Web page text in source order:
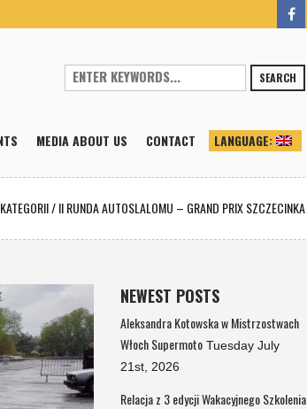
SEARCH
MEDIA ABOUT US CONTACT LANGUAGE:
/II RUNDA AUTOSLALOMU – GRAND PRIX SZCZECINKA
NEWEST POSTS
Aleksandra Kotowska w Mistrzostwach
Włoch Supermoto Tuesday July
21st, 2026
Relacja z 3 edycji Wakacyjnego Szkolenia